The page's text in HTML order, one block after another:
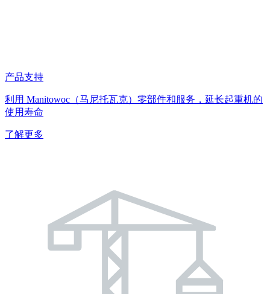
产品支持
利用 Manitowoc（马尼托瓦克）零部件和服务，延长起重机的
使用寿命
了解更多